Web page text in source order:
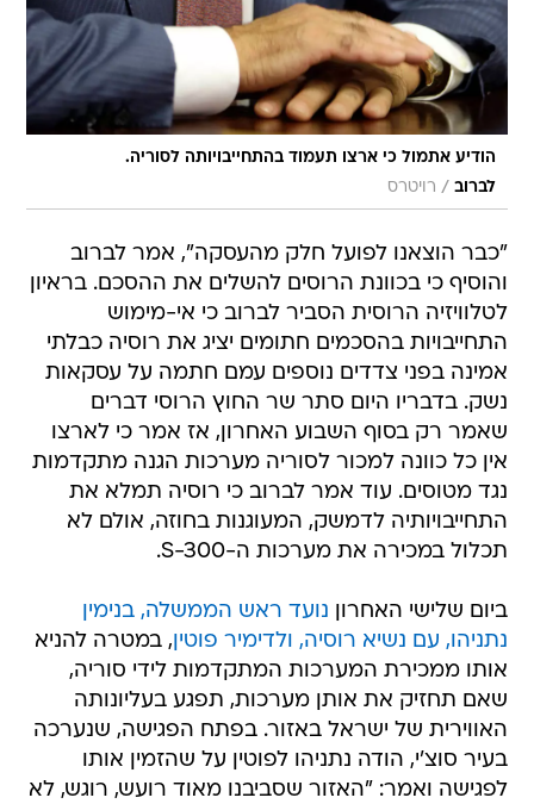
הודיע אתמול כי ארצו תעמוד בהתחייבויותה לסוריה.
לברוב / רויטרס
"כבר הוצאנו לפועל חלק מהעסקה", אמר לברוב
והוסיף כי בכוונת הרוסים להשלים את ההסכם. בראיון
לטלוויזיה הרוסית הסביר לברוב כי אי-מימוש
התחייבויות בהסכמים חתומים יציג את רוסיה כבלתי
אמינה בפני צדדים נוספים עמם חתמה על עסקאות
נשק. בדבריו היום סתר שר החוץ הרוסי דברים
שאמר רק בסוף השבוע האחרון, אז אמר כי לארצו
אין כל כוונה למכור לסוריה מערכות הגנה מתקדמות
נגד מטוסים. עוד אמר לברוב כי רוסיה תמלא את
התחייבויותיה לדמשק, המעוגנות בחוזה, אולם לא
תכלול במכירה את מערכות ה-S-300.
ביום שלישי האחרון נועד ראש הממשלה, בנימין
נתניהו, עם נשיא רוסיה, ולדימיר פוטין , במטרה להניא
אותו ממכירת המערכות המתקדמות לידי סוריה,
שאם תחזיק את אותן מערכות, תפגע בעליונותה
האווירית של ישראל באזור. בפתח הפגישה, שנערכה
בעיר סוצ'י, הודה נתניהו לפוטין על שהזמין אותו
לפגישה ואמר: "האזור שסביבנו מאוד רועש, רוגש, לא